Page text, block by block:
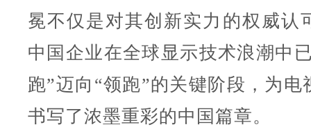
冕不仅是对其创新实力的权威认
中国企业在全球显示技术浪潮中
跑”迈向“领跑”的关键阶段，为电
书写了浓墨重彩的中国篇章。